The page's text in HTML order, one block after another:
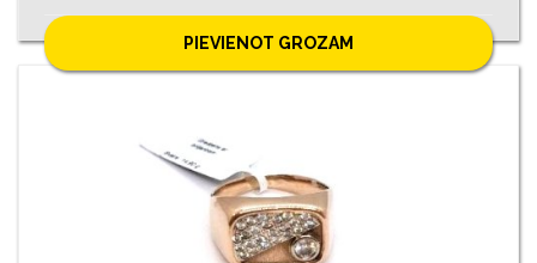
PIEVIENOT GROZAM